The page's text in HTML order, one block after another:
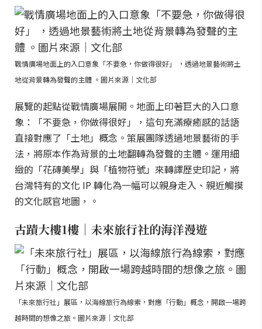
戰情廣場地面上的入口意象「不要急，你做得很好」 ，透過地景藝術將土
地從背景轉為發聲的主體 。圖片來源｜文化部
展覽的起點從戰情廣場展開。地面上印著巨大的入口意
象：「不要急，你做得很好」，這句充滿療癒感的話語
直接對應了「土地」概念。策展團隊透過地景藝術的手
法，將原本作為背景的土地翻轉為發聲的主體。運用細
緻的「花磚美學」與「植物符號」來轉譯歷史印記，將
台灣特有的文化 IP 轉化為一幅可以親身走入、親近觸摸
的文化感官地圖，。
古蹟大樓1樓｜未來旅行社的海洋漫遊
「未來旅行社」展區，以海線旅行為線索，對應「行動」概念，開啟一場跨
越時間的想像之旅。圖片來源｜文化部